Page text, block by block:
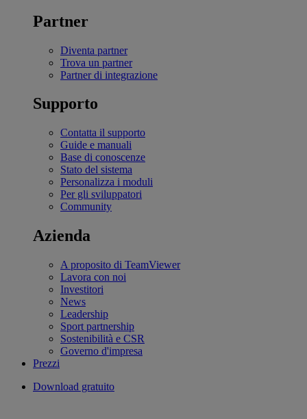
Partner
Diventa partner
Trova un partner
Partner di integrazione
Supporto
Contatta il supporto
Guide e manuali
Base di conoscenze
Stato del sistema
Personalizza i moduli
Per gli sviluppatori
Community
Azienda
A proposito di TeamViewer
Lavora con noi
Investitori
News
Leadership
Sport partnership
Sostenibilità e CSR
Governo d'impresa
Prezzi
Download gratuito